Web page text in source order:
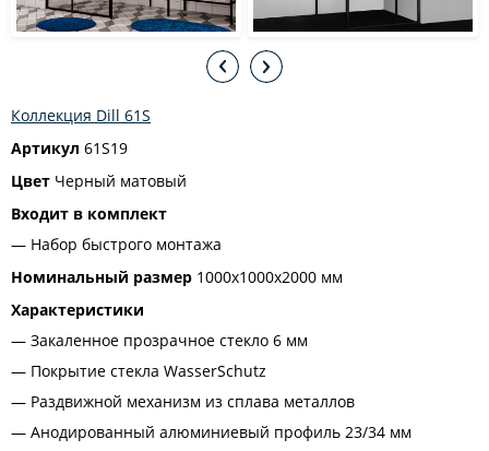
Коллекция Dill 61S
Артикул 61S19
Цвет Черный матовый
Входит в комплект
Набор быстрого монтажа
Номинальный размер 1000х1000х2000 мм
Характеристики
Закаленное прозрачное стекло 6 мм
Покрытие стекла WasserSchutz
Раздвижной механизм из сплава металлов
Анодированный алюминиевый профиль 23/34 мм